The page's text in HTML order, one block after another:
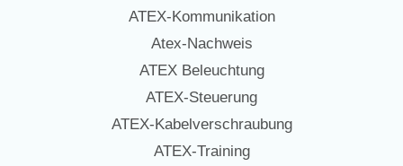
ATEX-Kommunikation
Atex-Nachweis
ATEX Beleuchtung
ATEX-Steuerung
ATEX-Kabelverschraubung
ATEX-Training